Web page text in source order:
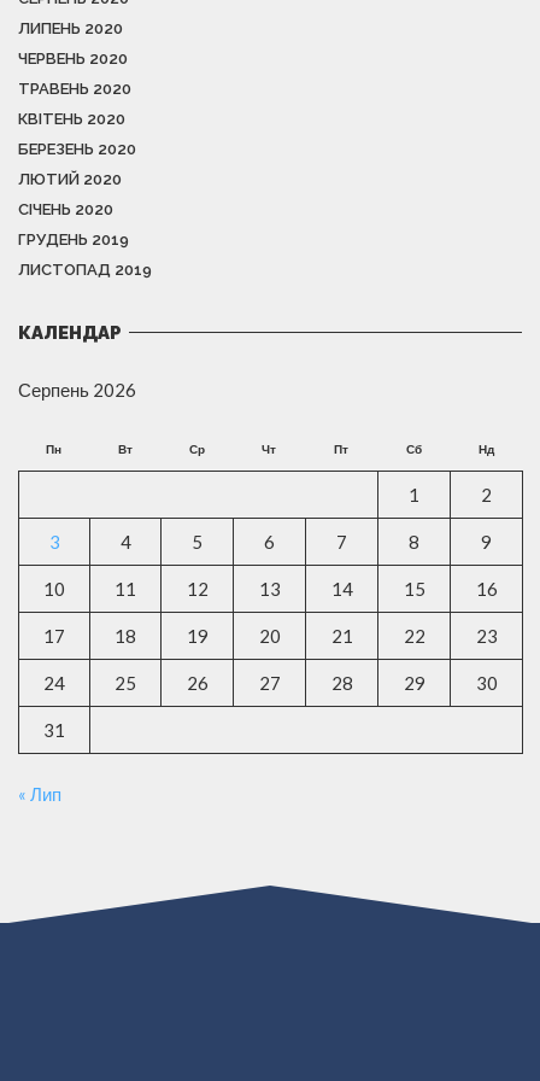
ЛИПЕНЬ 2020
ЧЕРВЕНЬ 2020
ТРАВЕНЬ 2020
КВІТЕНЬ 2020
БЕРЕЗЕНЬ 2020
ЛЮТИЙ 2020
СІЧЕНЬ 2020
ГРУДЕНЬ 2019
ЛИСТОПАД 2019
КАЛЕНДАР
Серпень 2026
Пн Вт Ср Чт Пт Сб Нд
1 2
3 4 5 6 7 8 9
10 11 12 13 14 15 16
17 18 19 20 21 22 23
24 25 26 27 28 29 30
31
« Лип